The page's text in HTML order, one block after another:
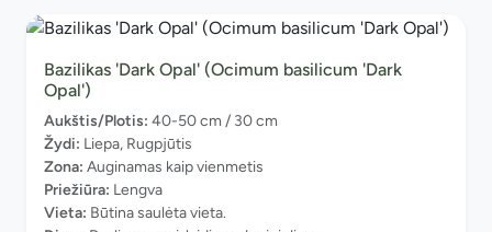
Bazilikas 'Dark Opal' (Ocimum basilicum 'Dark
Opal')
Aukštis/Plotis: 40-50 cm / 30 cm
Žydi: Liepa, Rugpjūtis
Zona: Auginamas kaip vienmetis
Priežiūra: Lengva
Vieta: Būtina saulėta vieta.